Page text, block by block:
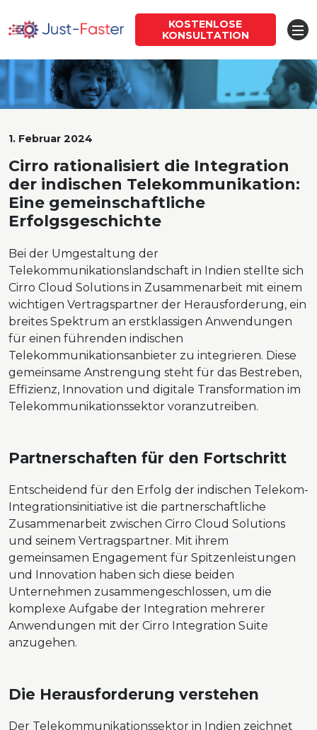
KOSTENLOSE
KONSULTATION
1. Februar 2024
Cirro rationalisiert die Integration
der indischen Telekommunikation:
Eine gemeinschaftliche
Erfolgsgeschichte
Bei der Umgestaltung der
Telekommunikationslandschaft in Indien stellte sich
Cirro Cloud Solutions in Zusammenarbeit mit einem
wichtigen Vertragspartner der Herausforderung, ein
breites Spektrum an erstklassigen Anwendungen
für einen führenden indischen
Telekommunikationsanbieter zu integrieren. Diese
gemeinsame Anstrengung steht für das Bestreben,
Effizienz, Innovation und digitale Transformation im
Telekommunikationssektor voranzutreiben.
Partnerschaften für den Fortschritt
Entscheidend für den Erfolg der indischen Telekom-
Integrationsinitiative ist die partnerschaftliche
Zusammenarbeit zwischen Cirro Cloud Solutions
und seinem Vertragspartner. Mit ihrem
gemeinsamen Engagement für Spitzenleistungen
und Innovation haben sich diese beiden
Unternehmen zusammengeschlossen, um die
komplexe Aufgabe der Integration mehrerer
Anwendungen mit der Cirro Integration Suite
anzugehen.
Die Herausforderung verstehen
Der Telekommunikationssektor in Indien zeichnet